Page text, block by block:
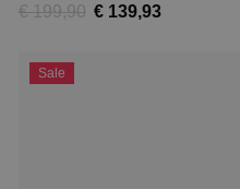
€ 199,90 € 139,93
Sale